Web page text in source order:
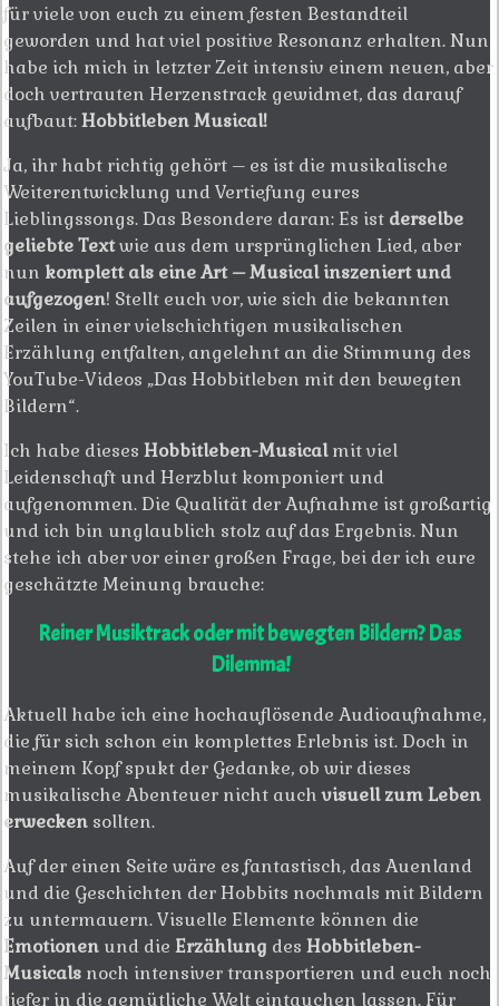
für viele von euch zu einem festen Bestandteil
geworden und hat viel positive Resonanz erhalten. Nun
habe ich mich in letzter Zeit intensiv einem neuen, aber
doch vertrauten Herzenstrack gewidmet, das darauf
aufbaut:Hobbitleben Musical!
Ja, ihr habt richtig gehört – es ist die musikalische
Weiterentwicklung und Vertiefung eures
Lieblingssongs. Das Besondere daran: Es ist derselbe
geliebte Textwie aus dem ursprünglichen Lied, aber
nun komplett als eine Art – Musical inszeniert und
aufgezogen! Stellt euch vor, wie sich die bekannten
Zeilen in einer vielschichtigen musikalischen
Erzählung entfalten, angelehnt an die Stimmung des
YouTube-Videos „Das Hobbitleben mit den bewegten
Bildern“.
Ich habe dieses Hobbitleben-Musicalmit viel
Leidenschaft und Herzblut komponiert und
aufgenommen. Die Qualität der Aufnahme ist großartig
und ich bin unglaublich stolz auf das Ergebnis. Nun
stehe ich aber vor einer großen Frage, bei der ich eure
geschätzte Meinung brauche:
Reiner Musiktrack oder mit bewegten Bildern? Das
Dilemma!
Aktuell habe ich eine hochauflösende Audioaufnahme,
die für sich schon ein komplettes Erlebnis ist. Doch in
meinem Kopf spukt der Gedanke, ob wir dieses
musikalische Abenteuer nicht auchvisuell zum Leben
erwecken sollten.
Auf der einen Seite wäre es fantastisch, das Auenland
und die Geschichten der Hobbits nochmals mit Bildern
zu untermauern. Visuelle Elemente können die
Emotionen und die Erzählung des Hobbitleben-
Musicals noch intensiver transportieren und euch noch
tiefer in die gemütliche Welt eintauchen lassen. Für